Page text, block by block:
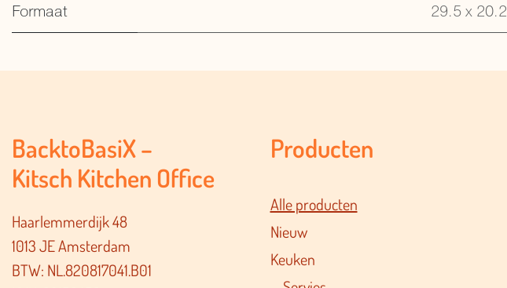
Formaat 29.5 x 20.2
BacktoBasiX –
Kitsch Kitchen Office
Haarlemmerdijk 48
1013 JE Amsterdam
BTW: NL.820817041.B01
Producten
Alle producten
Nieuw
Keuken